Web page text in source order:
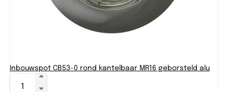
Inbouwspot CB53-0 rond kantelbaar MR16 geborsteld alu